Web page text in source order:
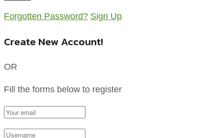
Forgotten Password? Sign Up
Create New Account!
OR
Fill the forms below to register